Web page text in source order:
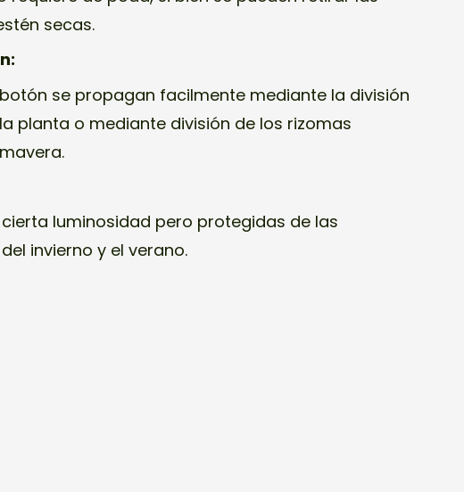
secas.
se propagan facilmente mediante la división
planta o mediante división de los rizomas
cierta luminosidad pero protegidas de las
invierno y el verano.